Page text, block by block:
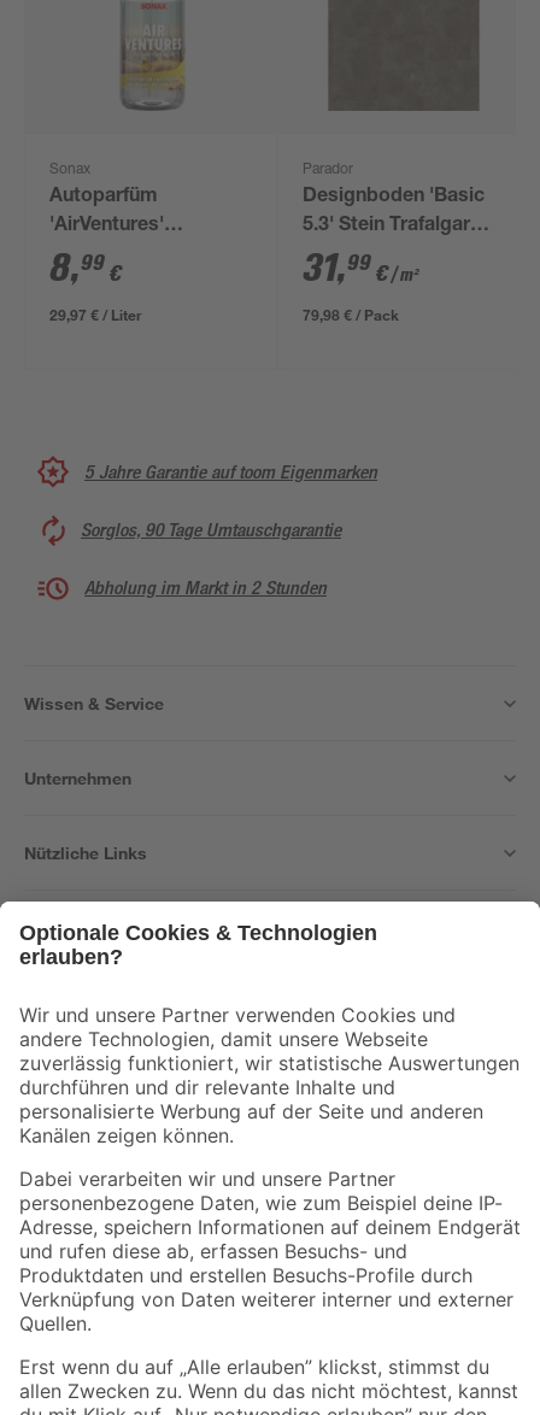
Sonax
Autoparfüm
'AirVentures'
Croissant+Café au
Lait 300 ml
8,99 €
29,97 € / Liter
Parador
Designboden 'Basic
5.3' Stein Trafalgar
dunkelgrau 5,3 mm
31,99 €/ m²
79,98 € / Pack
5 Jahre Garantie auf toom Eigenmarken
Sorglos, 90 Tage Umtauschgarantie
Abholung im Markt in 2 Stunden
Wissen & Service
Unternehmen
Nützliche Links
Bleib auf dem Laufenden mit unserem Newsletter
Zur Newsletter Anmeldung
Folge uns
Zahlungsarten Versandarten
Sicher einkaufen
Jetzt die toom-App herunterladen